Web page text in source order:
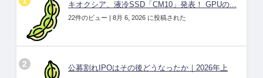
キオクシア、液冷SSD「CM10」発表！ GPUの...
22件のビュー | 8月 6, 2026 に投稿された
公募割れIPOはその後どうなったか｜2026年上